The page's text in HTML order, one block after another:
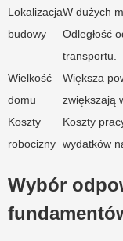
Lokalizacja
budowy
W dużych
Odległość
transportu.
Wielkość
domu
Większa
zwiększają
Koszty
robocizny
Koszty
wydatków
Wybór